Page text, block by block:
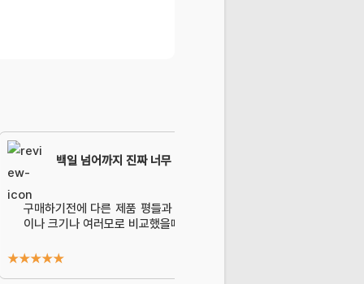
백일 넘어까지 진짜 너무 잘썼어요. 최고…
구매하기전에 다른 제품 평들과 엄청 비교도 해보고 일주일은 살까말
이나 크기나 여러모로 비교했을때 제이엔제나로 기울어져서 구매했어
★★★★★